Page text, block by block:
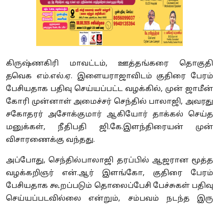
கிருஷ்ணகிரி மாவட்டம், ஊத்தங்கரை தொகுதி
தவெக எம்.எல்.ஏ. இளையராஜாவிடம் குதிரை பேரம்
பேசியதாக பதிவு செய்யப்பட்ட வழக்கில், முன் ஜாமீன்
கோரி முன்னாள் அமைச்சர் செந்தில் பாலாஜி, அவரது
சகோதரர் அசோக்குமார் ஆகியோர் தாக்கல் செய்த
மனுக்கள், நீதிபதி ஜி.கே.இளந்திரையன் முன்
விசாரணைக்கு வந்தது.
அப்போது, செந்தில்பாலாஜி தரப்பில் ஆஜரான மூத்த
வழக்கறிஞர் என்.ஆர் இளங்கோ, குதிரை பேரம்
பேசியதாக கூறப்படும் தொலைப்பேசி பேச்சுகள் பதிவு
செய்யப்படவில்லை என்றும், சம்பவம் நடந்த இரு